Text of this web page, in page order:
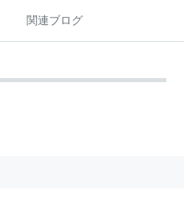
関連ブログ